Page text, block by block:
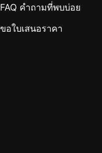
FAQ คำถามที่พบบ่อย
ขอใบเสนอราคา